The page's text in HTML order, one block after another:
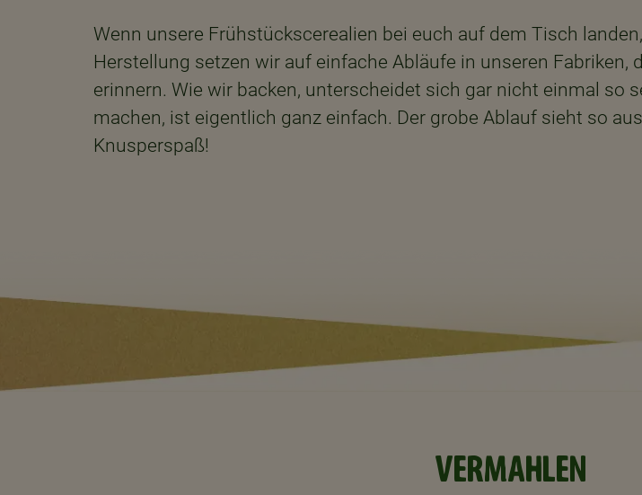
Wenn unsere Frühstückscerealien bei euch auf dem Tisch
Herstellung setzen wir auf einfache Abläufe in unseren
erinnern. Wie wir backen, unterscheidet sich gar nicht einmal so
machen, ist eigentlich ganz einfach. Der grobe Ablauf sieht so
Knusperspaß!
VERMAHLEN